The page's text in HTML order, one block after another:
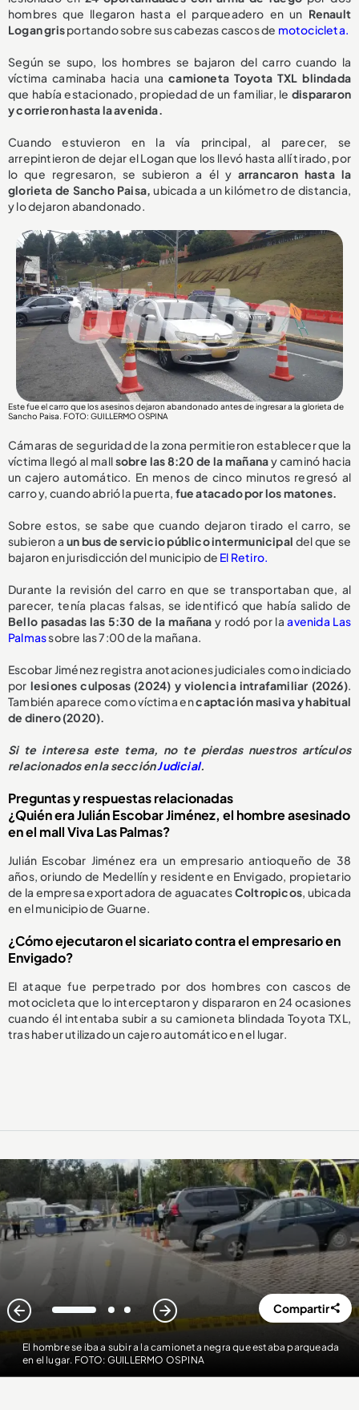
hombres que llegaron hasta el parqueadero en un Renault
Logan grisportando sobre sus cabezas cascos de motocicleta.
Según se supo, los hombres se bajaron del carro cuando la
víctima caminaba hacia unacamioneta Toyota TXL blindada
que había estacionado, propiedad de un familiar, le dispararon
y corrieron hasta la avenida.
Cuando estuvieron en la vía principal, al parecer, se
arrepintieron de dejar el Logan que los llevó hasta allí tirado, por
lo que regresaron, se subieron a él y arrancaron hasta la
glorieta de Sancho Paisa, ubicada a un kilómetro de distancia,
y lo dejaron abandonado.
Este fue el carro que los asesinos dejaron abandonado antes de ingresar a la glorieta de
Sancho Paisa. FOTO: GUILLERMO OSPINA
Cámaras de seguridad de la zona permitieron establecer que la
víctima llegó al mallsobre las 8:20 de la mañanay caminó hacia
un cajero automático. En menos de cinco minutos regresó al
carro y, cuando abrió la puerta, fue atacado por los matones.
Sobre estos, se sabe que cuando dejaron tirado el carro, se
subieron a un bus de servicio público intermunicipal del que se
bajaron en jurisdicción del municipio de El Retiro.
Durante la revisión del carro en que se transportaban que, al
parecer, tenía placas falsas, se identificó que había salido de
Bello pasadas las 5:30 de la mañana y rodó por la avenida Las
Palmassobre las 7:00 de la mañana.
Escobar Jiménez registra anotaciones judiciales como indiciado
por lesiones culposas (2024) y violencia intrafamiliar (2026).
También aparece como víctima encaptación masiva y habitual
de dinero (2020).
Si te interesa este tema, no te pierdas nuestros artículos
relacionados en la secciónJudicial.
Preguntas y respuestas relacionadas
¿Quién era Julián Escobar Jiménez, el hombre asesinado
en el mall Viva Las Palmas?
Julián Escobar Jiménez era un empresario antioqueño de 38
años, oriundo de Medellín y residente en Envigado, propietario
de la empresa exportadora de aguacatesColtropicos, ubicada
en el municipio de Guarne.
¿Cómo ejecutaron el sicariato contra el empresario en
Envigado?
El ataque fue perpetrado por dos hombres con cascos de
motocicleta que lo interceptaron y dispararon en 24 ocasiones
cuando él intentaba subir a su camioneta blindada Toyota TXL,
tras haber utilizado un cajero automático en el lugar.
El hombre se iba a subir a la camioneta negra que estaba parqueada
en el lugar. FOTO: GUILLERMO OSPINA
1 2 3 Compartir